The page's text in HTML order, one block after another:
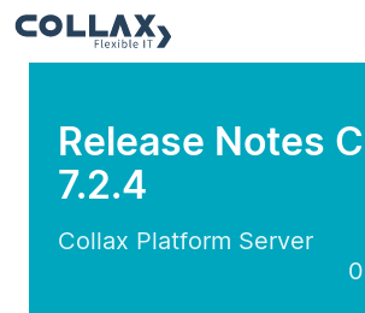
Release Notes
7.2.4
Collax Platform Server